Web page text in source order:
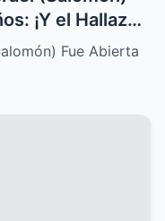
¡Y el Hallazgo
Fue Abierta